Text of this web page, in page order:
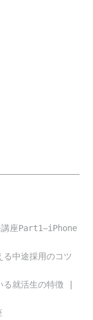
講座Part1~iPhone
る中途採用のコツ
る就活生の特徴 |